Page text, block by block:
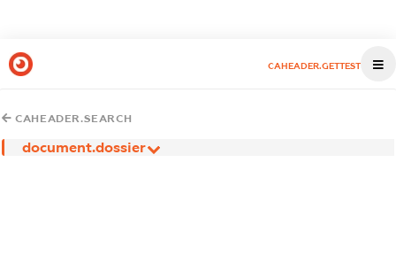
CAHEADER.GETTEST
CAHEADER.SEARCH
document.dossier